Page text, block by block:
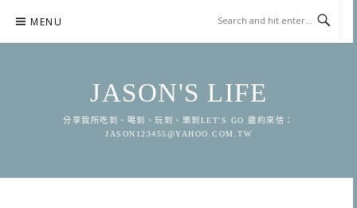
content
MENU
JASON'S LIFE
分享我所吃到、喝到、玩到、樂到LET'S GO 邀約來信：
JASON123455@YAHOO.COM.TW